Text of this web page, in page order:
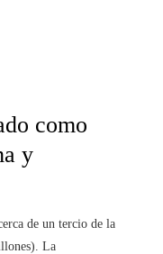
como
y
de un tercio de la
La